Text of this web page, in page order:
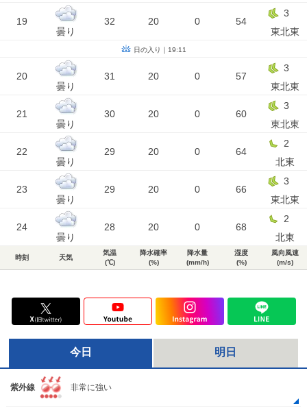
19
曇り
32 20 0 54
3
東北東
日の入り｜19:11
20
曇り
31 20 0 57
3
東北東
21
曇り
30 20 0 60
3
東北東
22
曇り
29 20 0 64
2
北東
23
曇り
29 20 0 66
3
東北東
24
曇り
28 20 0 68
2
北東
時刻 天気
気温
(℃)
降水確率
(%)
降水量
(mm/h)
湿度
(%)
風向風速
(m/s)
今日 明日
紫外線 非常に強い